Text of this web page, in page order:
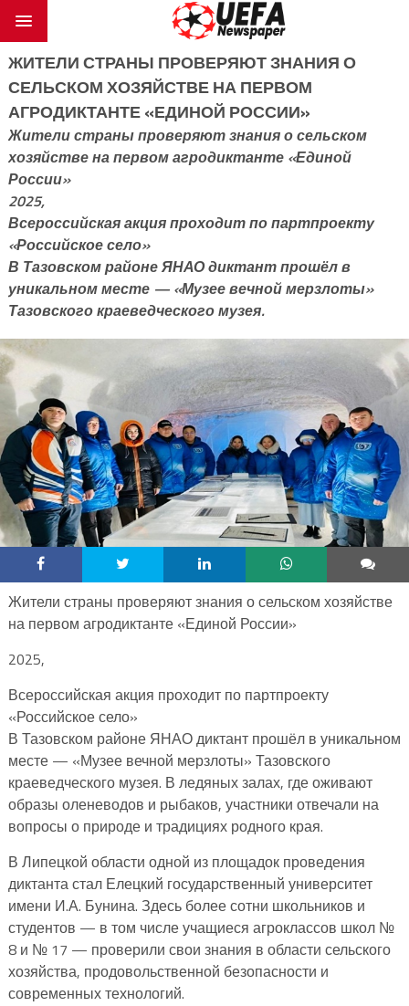
ЖИТЕЛИ СТРАНЫ ПРОВЕРЯЮТ ЗНАНИЯ О
СЕЛЬСКОМ ХОЗЯЙСТВЕ НА ПЕРВОМ
АГРОДИКТАНТЕ «ЕДИНОЙ РОССИИ»
Жители страны проверяют знания о сельском
хозяйстве на первом агродиктанте «Единой
России»
2025,
Всероссийская акция проходит по партпроекту
«Российское село»
В Тазовском районе ЯНАО диктант прошёл в
уникальном месте — «Музее вечной мерзлоты»
Тазовского краеведческого музея.
Жители страны проверяют знания о сельском хозяйстве
на первом агродиктанте «Единой России»
2025,
Всероссийская акция проходит по партпроекту
«Российское село»
В Тазовском районе ЯНАО диктант прошёл в уникальном
месте — «Музее вечной мерзлоты» Тазовского
краеведческого музея. В ледяных залах, где оживают
образы оленеводов и рыбаков, участники отвечали на
вопросы о природе и традициях родного края.
В Липецкой области одной из площадок проведения
диктанта стал Елецкий государственный университет
имени И.А. Бунина. Здесь более сотни школьников и
студентов — в том числе учащиеся агроклассов школ №
8 и № 17 — проверили свои знания в области сельского
хозяйства, продовольственной безопасности и
современных технологий.